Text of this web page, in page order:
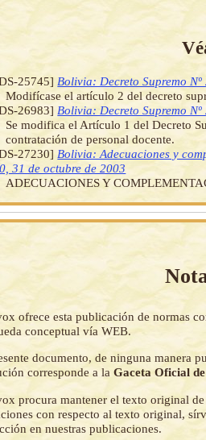
25745] Bolivia: Decreto Supremo
Modifícase el artículo 2 del decreto
26983] Bolivia: Decreto Supremo
Se modifica el Artículo 1 del Decreto
contratación de personal docente.
27230] Bolivia: Adecuaciones y
31 de octubre de 2003
ADECUACIONES Y
ofrece esta publicación de normas
conceptual vía WEB.
documento, de ninguna manera
corresponde a laGaceta Oficial
procura mantener el texto original
con respecto al texto original,
en nuestras publicaciones.